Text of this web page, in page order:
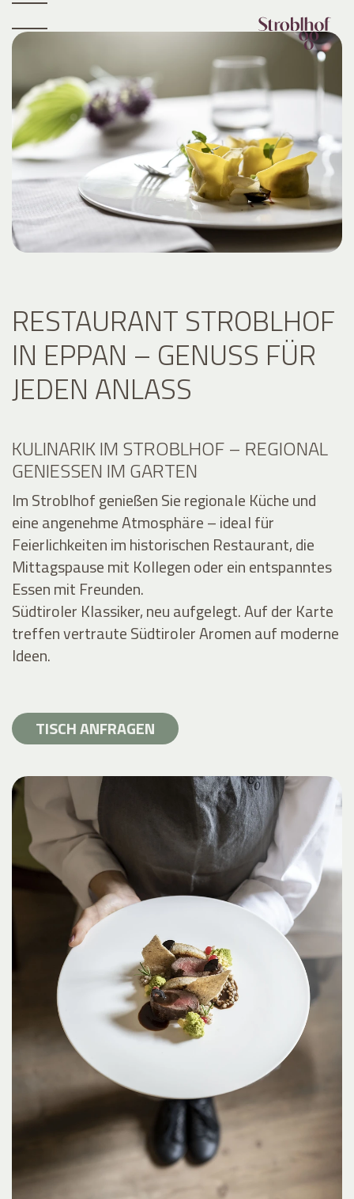
RESTAURANT STROBLHOF
IN EPPAN – GENUSS FÜR
JEDEN ANLASS
KULINARIK IM STROBLHOF – REGIONAL
GENIESSEN IM GARTEN
Im Stroblhof genießen Sie regionale Küche und
eine angenehme Atmosphäre – ideal für
Feierlichkeiten im historischen Restaurant, die
Mittagspause mit Kollegen oder ein entspanntes
Essen mit Freunden.
Südtiroler Klassiker, neu aufgelegt. Auf der Karte
treffen vertraute Südtiroler Aromen auf moderne
Ideen.
TISCH ANFRAGEN